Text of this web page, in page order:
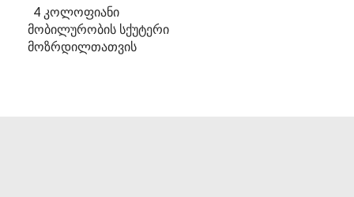
4 კოლოფიანი
მობილურობის სქუტერი
მოზრდილთათვის